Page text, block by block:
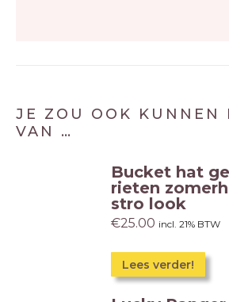
JE ZOU OOK KUNNEN
VAN …
Bucket hat
rieten
stro look
€25.00 incl. 21% BTW
Lees verder!